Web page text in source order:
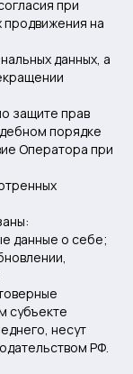
при
продвижения на
данных, а
защите прав
порядке
Оператора при
данные о себе;
субъекте
несут
РФ.